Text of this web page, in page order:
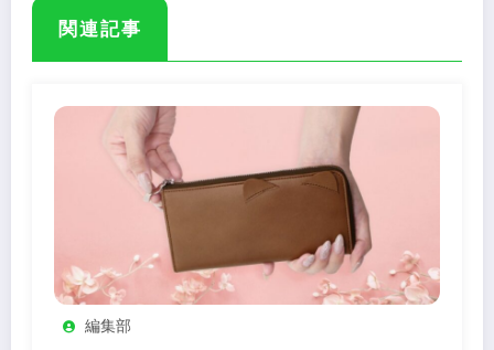
関連記事
編集部